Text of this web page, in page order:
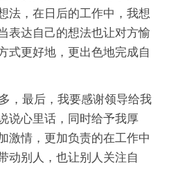
法，在日后的工作中，我想
表达自己的想法也让对方愉
式更好地，更出色地完成自
，最后，我要感谢领导给我
说心里话，同时给予我厚
激情，更加负责的在工作中
动别人，也让别人关注自